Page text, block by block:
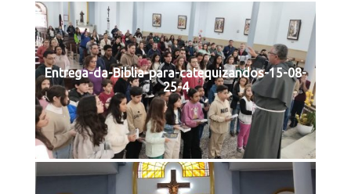
Entrega-da-Biblia-para-catequizandos-15-08-
25-4